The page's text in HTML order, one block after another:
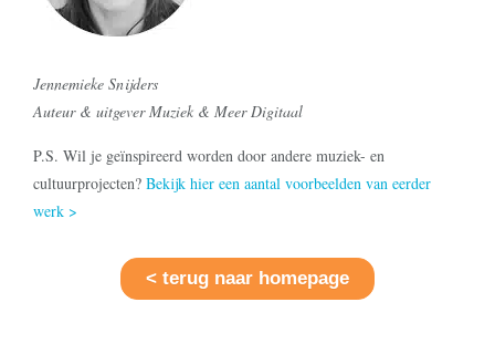
Jennemieke Snijders
Auteur & uitgever Muziek & Meer Digitaal
P.S. Wil je geïnspireerd worden door andere muziek- en
cultuurprojecten? Bekijk hier een aantal voorbeelden van eerder
werk >
< terug naar homepage